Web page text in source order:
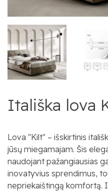
Itališka lova
Lova "Kilt" – išskirtinis
jūsų miegamajam. Šis
naudojant pažangiausias
inovatyvius sprendimus,
nepriekaištingą komfortą.